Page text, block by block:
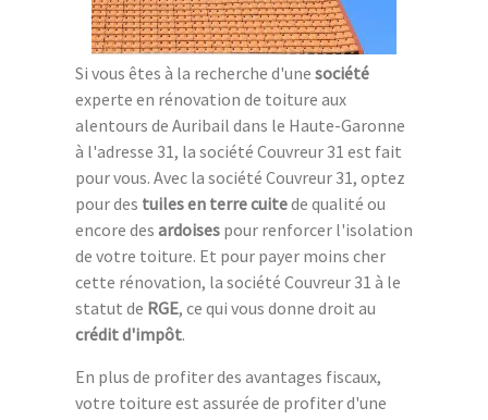
Si vous êtes à la recherche d'une société
experte en rénovation de toiture aux
alentours de Auribail dans le Haute-Garonne
à l'adresse 31, la société Couvreur 31 est fait
pour vous. Avec la société Couvreur 31, optez
pour des tuiles en terre cuitede qualité ou
encore des ardoises pour renforcer l'isolation
de votre toiture. Et pour payer moins cher
cette rénovation, la société Couvreur 31 à le
statut de RGE, ce qui vous donne droit au
crédit d'impôt.
En plus de profiter des avantages fiscaux,
votre toiture est assurée de profiter d'une